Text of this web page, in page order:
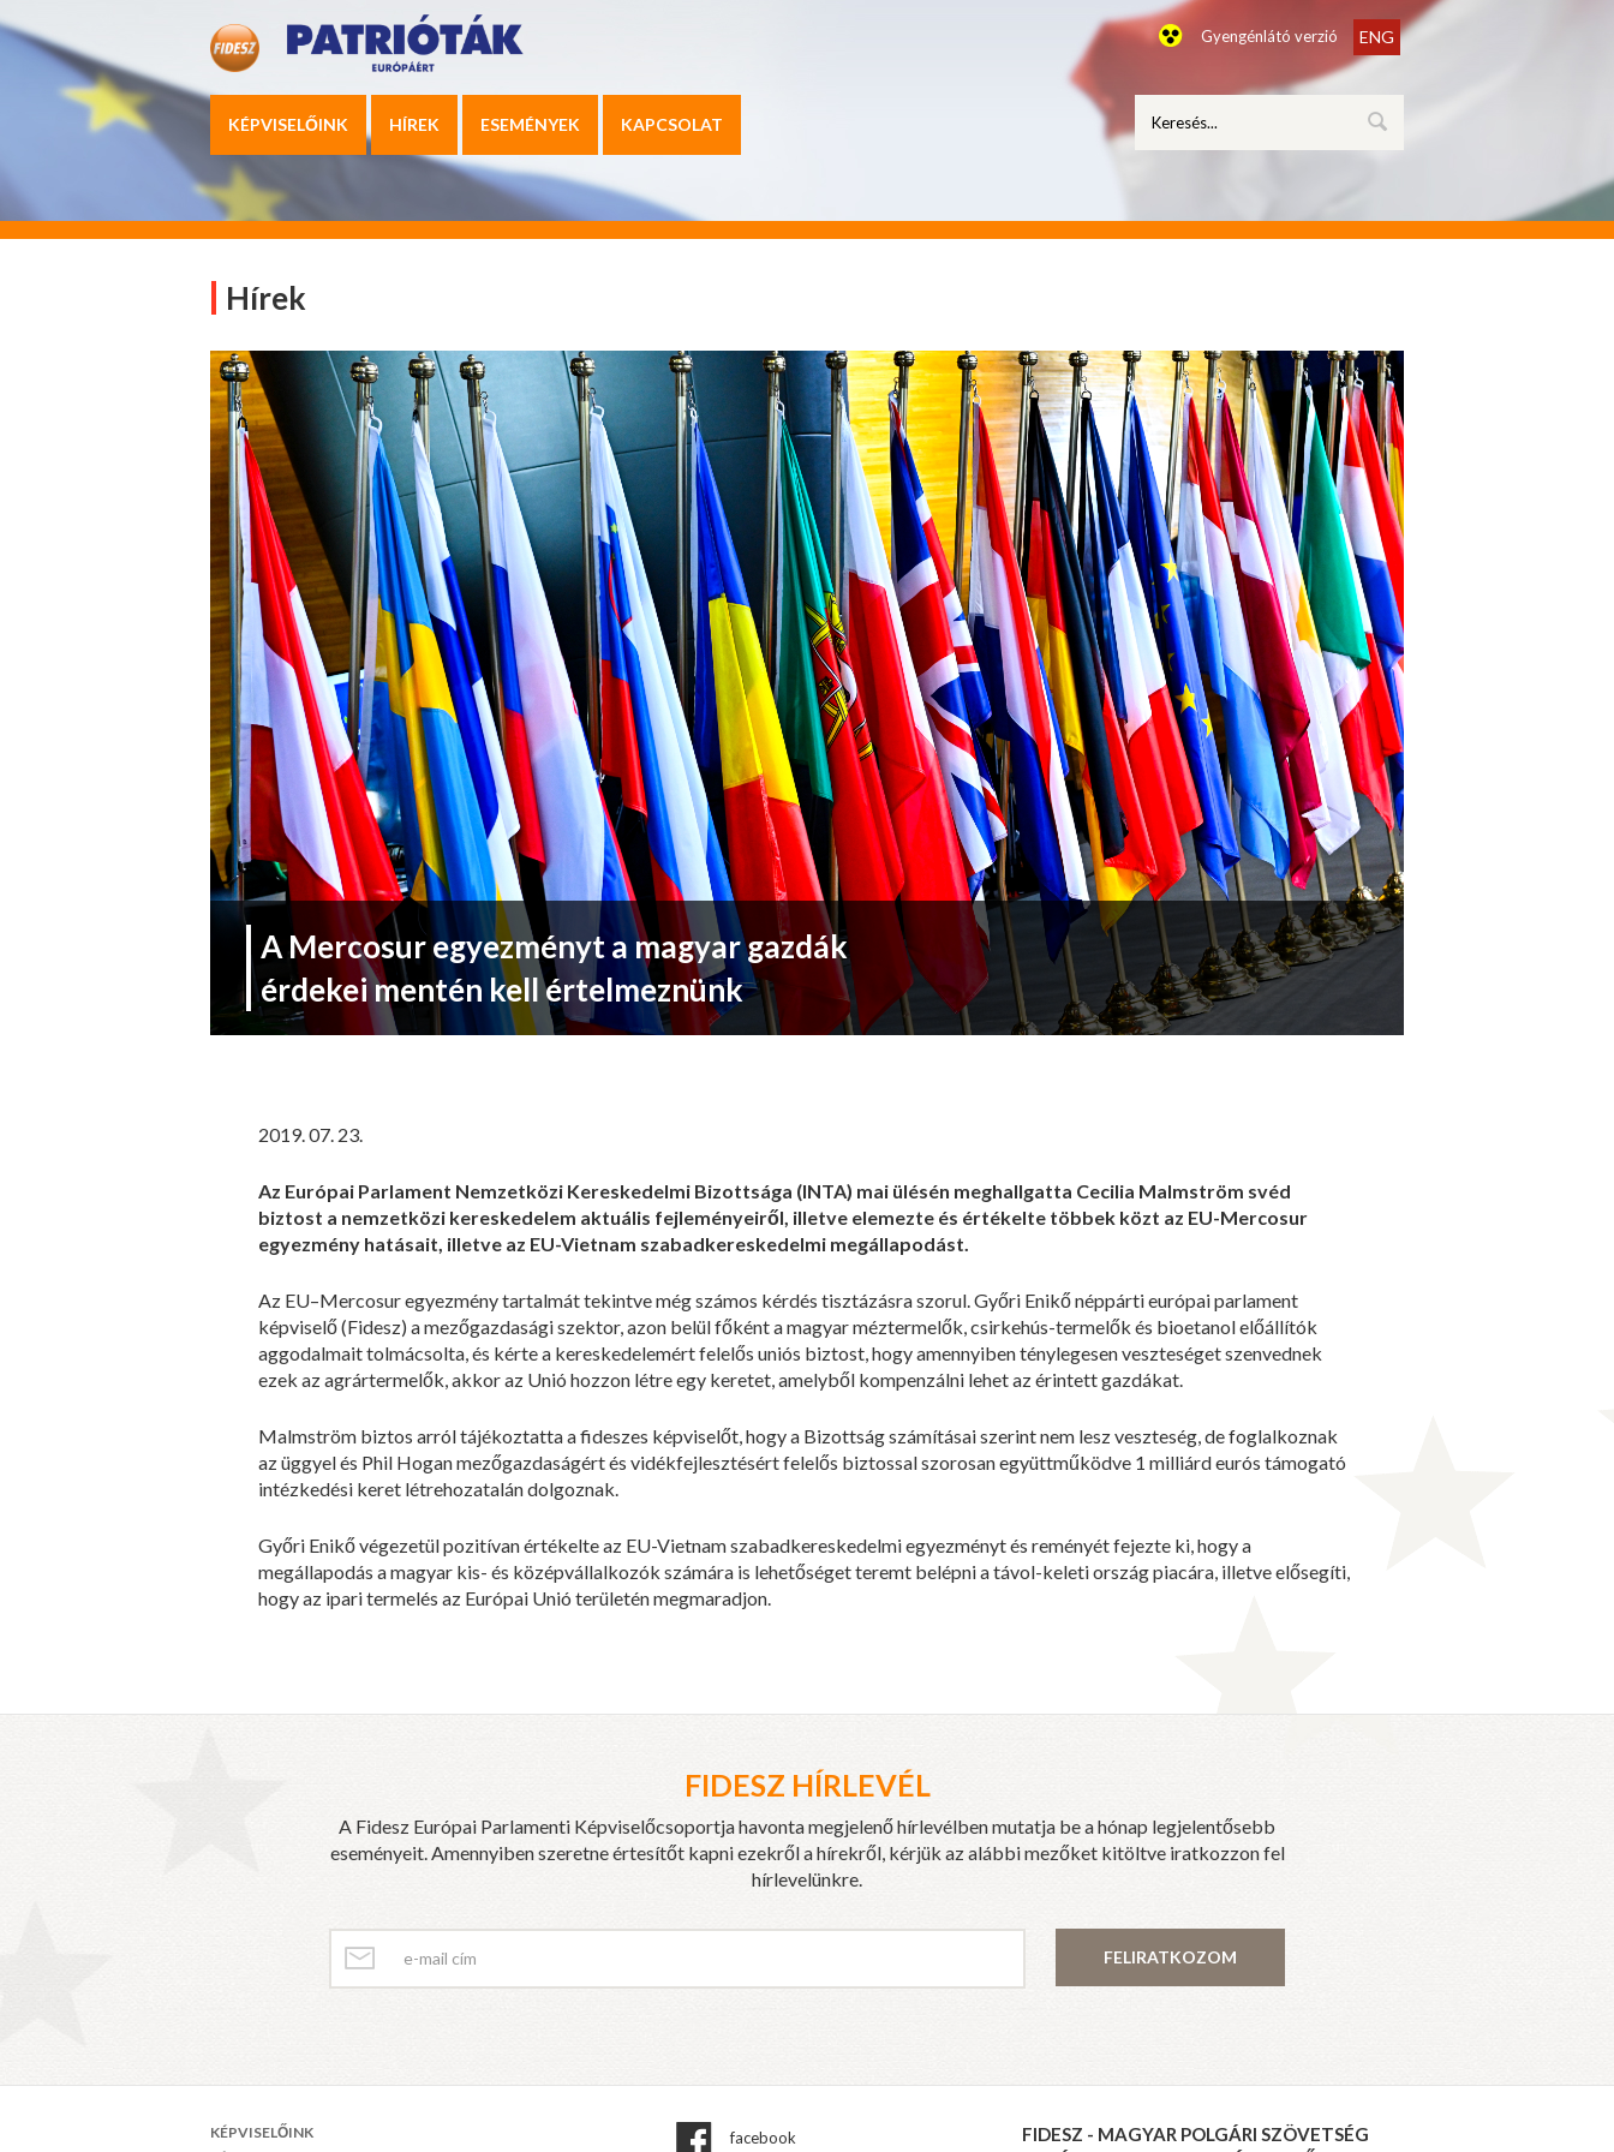
Gyengénlátó verzió ENG
KÉPVISELŐINK HÍREK ESEMÉNYEK KAPCSOLAT
Hírek
A Mercosur egyezményt a magyar gazdák
érdekei mentén kell értelmeznünk
2019. 07. 23.
Az Európai Parlament Nemzetközi Kereskedelmi Bizottsága (INTA) mai ülésén meghallgatta Cecilia Malmström svéd
biztost a nemzetközi kereskedelem aktuális fejleményeiről, illetve elemezte és értékelte többek közt az EU-Mercosur
egyezmény hatásait, illetve az EU-Vietnam szabadkereskedelmi megállapodást.
Az EU–Mercosur egyezmény tartalmát tekintve még számos kérdés tisztázásra szorul. Győri Enikő néppárti európai parlament
képviselő (Fidesz) a mezőgazdasági szektor, azon belül főként a magyar méztermelők, csirkehús-termelők és bioetanol előállítók
aggodalmait tolmácsolta, és kérte a kereskedelemért felelős uniós biztost, hogy amennyiben ténylegesen veszteséget szenvednek
ezek az agrártermelők, akkor az Unió hozzon létre egy keretet, amelyből kompenzálni lehet az érintett gazdákat.
Malmström biztos arról tájékoztatta a fideszes képviselőt, hogy a Bizottság számításai szerint nem lesz veszteség, de foglalkoznak
az üggyel és Phil Hogan mezőgazdaságért és vidékfejlesztésért felelős biztossal szorosan együttműködve 1 milliárd eurós támogató
intézkedési keret létrehozatalán dolgoznak.
Győri Enikő végezetül pozitívan értékelte az EU-Vietnam szabadkereskedelmi egyezményt és reményét fejezte ki, hogy a
megállapodás a magyar kis- és középvállalkozók számára is lehetőséget teremt belépni a távol-keleti ország piacára, illetve elősegíti,
hogy az ipari termelés az Európai Unió területén megmaradjon.
FIDESZ HÍRLEVÉL
A Fidesz Európai Parlamenti Képviselőcsoportja havonta megjelenő hírlevélben mutatja be a hónap legjelentősebb
eseményeit. Amennyiben szeretne értesítőt kapni ezekről a hírekről, kérjük az alábbi mezőket kitöltve iratkozzon fel
hírlevelünkre.
FELIRATKOZOM
KÉPVISELŐINK
facebook
FIDESZ - MAGYAR POLGÁRI SZÖVETSÉG